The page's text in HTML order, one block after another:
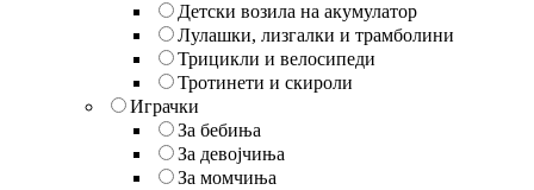
Детски возила на акумулатор
Лулашки, лизгалки и трамболини
Трицикли и велосипеди
Тротинети и скироли
Играчки
За бебиња
За девојчиња
За момчиња